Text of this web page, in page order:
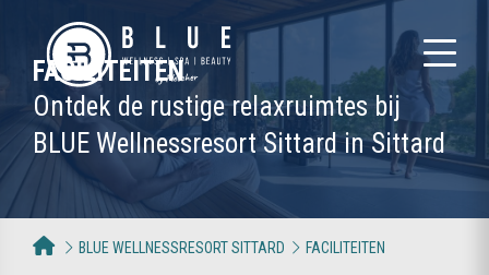
FACILITEITEN
Ontdek de rustige relaxruimtes bij
BLUE Wellnessresort Sittard in Sittard
BLUE WELLNESSRESORT SITTARD FACILITEITEN